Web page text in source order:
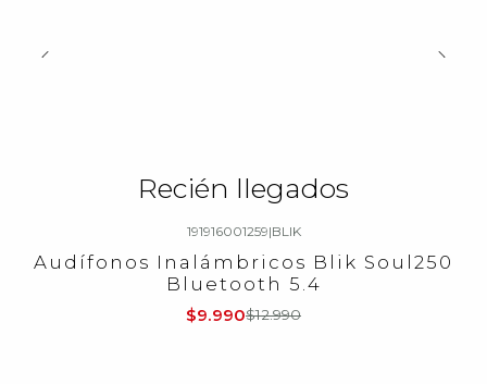
Recién llegados
-23%OFF
191916001259|BLIK
Audífonos Inalámbricos Blik Soul250
Bluetooth 5.4
$9.990$12.990